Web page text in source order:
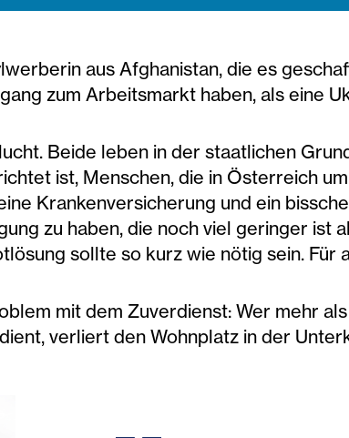
aus Afghanistan, die es
zum Arbeitsmarkt haben, als eine
Beide leben in der staatlichen
ist, Menschen, die in Österreich
Krankenversicherung und ein
zu haben, die noch viel geringer ist
sollte so kurz wie nötig sein. Für
mit dem Zuverdienst: Wer mehr
verliert den Wohnplatz in der